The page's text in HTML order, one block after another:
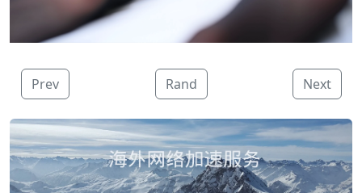
Prev Rand Next